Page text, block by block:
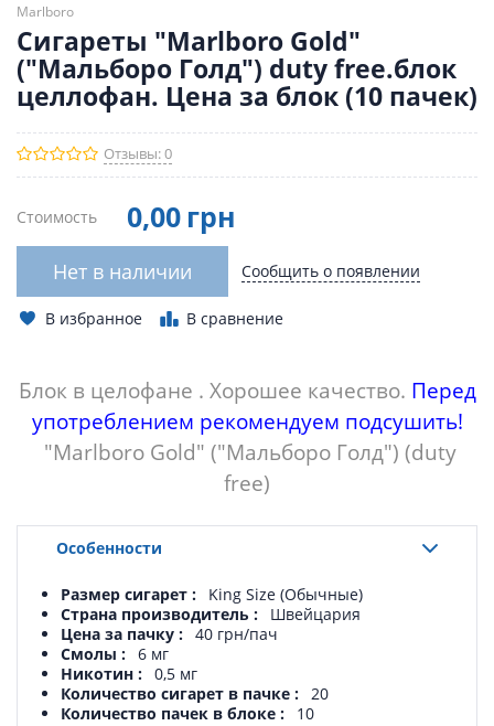
Marlboro
Сигареты "Marlboro Gold"
("Мальборо Голд") duty free.блок
целлофан. Цена за блок (10 пачек)
Отзывы: 0
Стоимость 0,00 грн
Нет в наличии Сообщить о появлении
В избранное В сравнение
Блок в целофане . Хорошее качество. Перед
употреблением рекомендуем подсушить!
"Marlboro Gold" ("Мальборо Голд") (duty
free)
Особенности
Размер сигарет
King Size (Обычные)
Страна производитель
Швейцария
Цена за пачку
40 грн/пач
Смолы
6 мг
Никотин
0,5 мг
Количество сигарет в пачке
20
Количество пачек в блоке
10